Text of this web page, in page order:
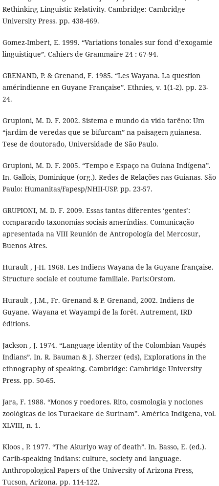
Rethinking Linguistic Relativity. Cambridge: Cambridge
University Press. pp. 438-469.
Gomez-Imbert, E. 1999. “Variations tonales sur fond d’exogamie
linguistique”. Cahiers de Grammaire 24 : 67-94.
GRENAND, P. & Grenand, F. 1985. “Les Wayana. La question
amérindienne en Guyane Française”. Ethnies, v. 1(1-2). pp. 23-
24.
Grupioni, M. D. F. 2002. Sistema e mundo da vida tarëno: Um
“jardim de veredas que se bifurcam” na paisagem guianesa.
Tese de doutorado, Universidade de São Paulo.
Grupioni, M. D. F. 2005. “Tempo e Espaço na Guiana Indígena”.
In. Gallois, Dominique (org.). Redes de Relações nas Guianas. São
Paulo: Humanitas/Fapesp/NHII-USP. pp. 23-57.
GRUPIONI, M. D. F. 2009. Essas tantas diferentes ‘gentes’:
comparando taxonomias sociais ameríndias. Comunicação
apresentada na VIII Reunión de Antropología del Mercosur,
Buenos Aires.
Hurault , J-H. 1968. Les Indiens Wayana de la Guyane française.
Structure sociale et coutume familiale. Paris:Orstom.
Hurault , J.M., Fr. Grenand & P. Grenand, 2002. Indiens de
Guyane. Wayana et Wayampi de la forêt. Autrement, IRD
éditions.
Jackson , J. 1974. “Language identity of the Colombian Vaupés
Indians”. In. R. Bauman & J. Sherzer (eds), Explorations in the
ethnography of speaking. Cambridge: Cambridge University
Press. pp. 50-65.
Jara, F. 1988. “Monos y roedores. Rito, cosmologia y nociones
zoológicas de los Turaekare de Surinam”. América Indígena, vol.
XLVIII, n. 1.
Kloos , P. 1977. “The Akuriyo way of death”. In. Basso, E. (ed.).
Carib-speaking Indians: culture, society and language.
Anthropological Papers of the University of Arizona Press,
Tucson, Arizona. pp. 114-122.